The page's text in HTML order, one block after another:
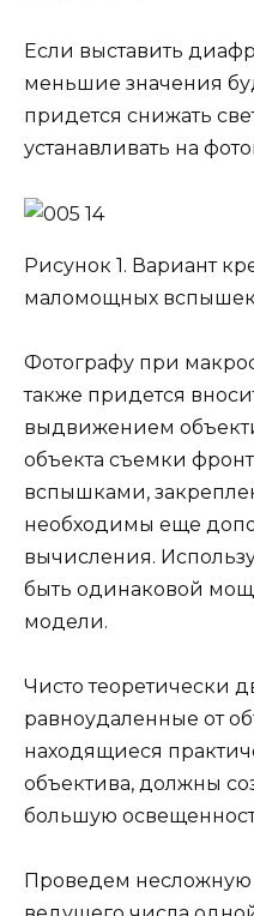
Если выставить
меньшие значения
придется снижать
устанавливать на
Рисунок 1. Вариант
маломощных вспышек
Фотографу при
также придется
выдвижением
объекта съемки
вспышками,
необходимы еще
вычисления.
быть одинаковой
модели.
Чисто теоретически
равноудаленные от
находящиеся
объектива, должны
большую
Проведем